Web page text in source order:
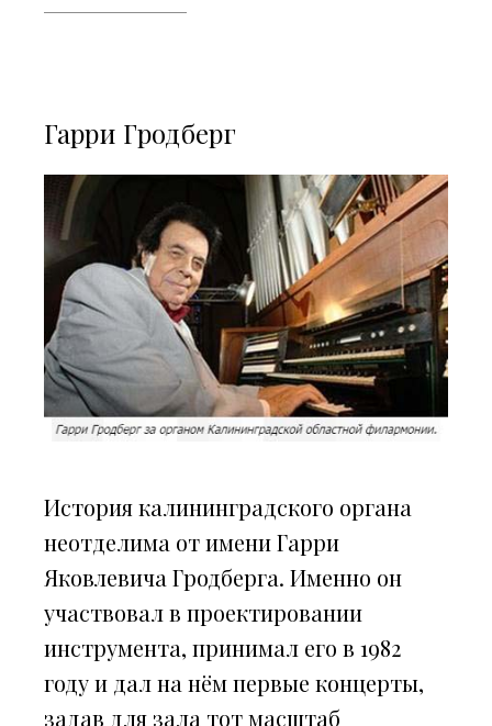
Гарри Гродберг
История калининградского органа
неотделима от имени Гарри
Яковлевича Гродберга. Именно он
участвовал в проектировании
инструмента, принимал его в 1982
году и дал на нём первые концерты,
задав для зала тот масштаб